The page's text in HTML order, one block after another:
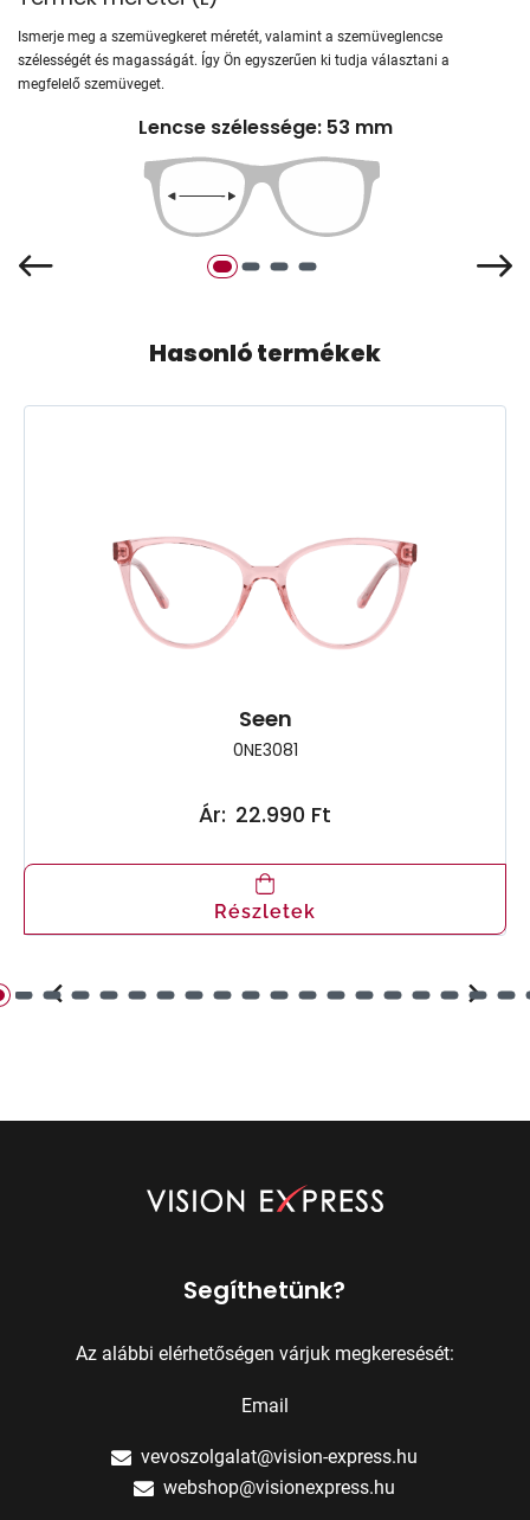
Ismerje meg a szemüvegkeret méretét, valamint a szemüveglencse
szélességét és magasságát. Így Ön egyszerűen ki tudja választani a
megfelelő szemüveget.
Lencse szélessége: 53 mm
Hasonló termékek
Seen
0NE3081
Ár: 22.990 Ft
Részletek
Segíthetünk?
Az alábbi elérhetőségen várjuk megkeresését:
Email
vevoszolgalat@vision-express.hu
webshop@visionexpress.hu